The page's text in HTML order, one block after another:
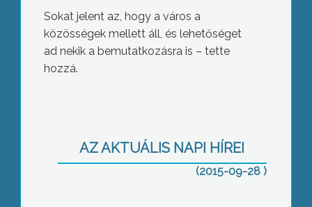
Sokat jelent az, hogy a város a
közösségek mellett áll, és lehetőséget
ad nekik a bemutatkozásra is – tette
hozzá.
AZ AKTUÁLIS NAPI HÍREI
(2015-09-28 )